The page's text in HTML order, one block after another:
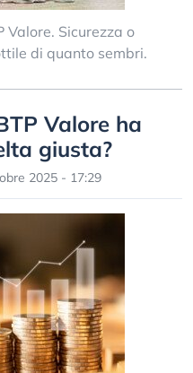
Valore. Sicurezza o
di quanto sembri.
Valore ha
giusta?
2025 - 17:29